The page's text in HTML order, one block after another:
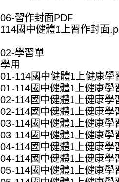
06-習作封面PDF
114國中健體1上習作封面
02-學習單
學用
01-114國中健體1上健康學
01-114國中健體1上健康學
02-114國中健體1上健康學
02-114國中健體1上健康學
03-114國中健體1上健康學
03-114國中健體1上健康學
04-114國中健體1上健康學
04-114國中健體1上健康學
05-114國中健體1上健康學